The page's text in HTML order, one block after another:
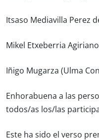
Itsaso Mediavilla Perez
Mikel Etxeberria
Iñigo Mugarza (Ulma
Enhorabuena a las
todos/as los/las
Este ha sido el verso